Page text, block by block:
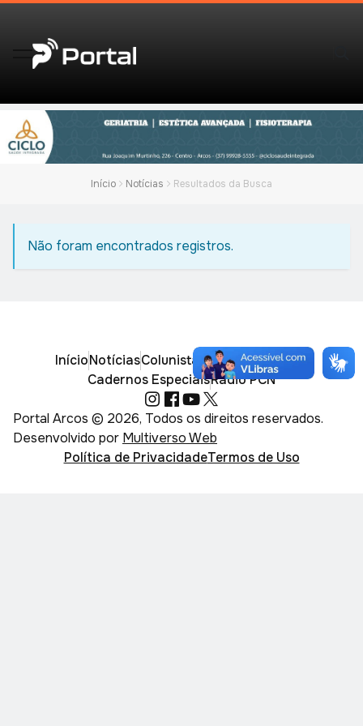
Início Notícias Resultados da Busca
Não foram encontrados registros.
InícioNotíciasColunistasObituárioVídeos
Cadernos EspeciaisRádio PCN
Portal Arcos © 2026, Todos os direitos reservados.
Desenvolvido por Multiverso Web
Política de PrivacidadeTermos de Uso